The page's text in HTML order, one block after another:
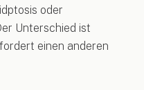
oder
Unterschied ist
einen anderen